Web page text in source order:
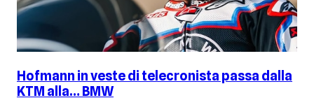
Hofmann in veste di telecronista passa dalla
KTM alla… BMW